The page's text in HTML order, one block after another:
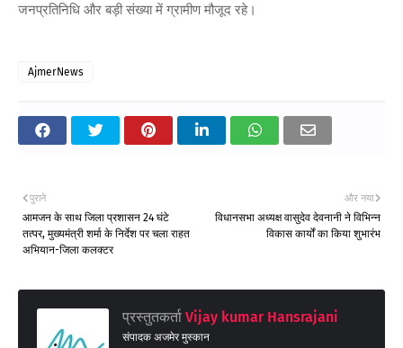
जनप्रतिनिधि और बड़ी संख्या में ग्रामीण मौजूद रहे।
AjmerNews
और नया
विधानसभा अध्यक्ष वासुदेव देवनानी ने विभिन्न
विकास कार्यों का किया शुभारंभ
पुराने
आमजन के साथ जिला प्रशासन 24 घंटे
तत्पर, मुख्यमंत्री शर्मा के निर्देश पर चला राहत
अभियान-जिला कलक्टर
प्रस्तुतकर्ता Vijay kumar Hansrajani
संपादक अजमेर मुस्कान